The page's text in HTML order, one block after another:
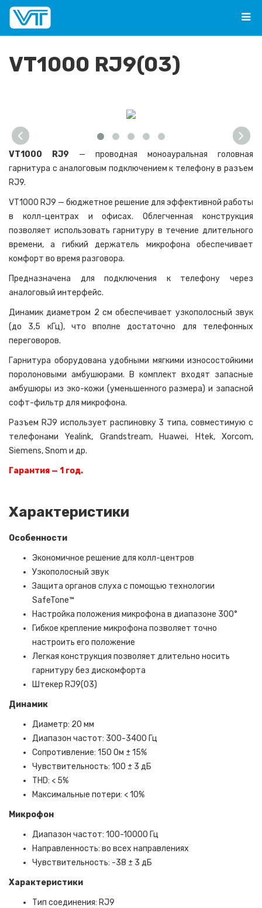
VT1000 RJ9(03)
VT1000 RJ9 — проводная моноауральная головная
гарнитура с аналоговым подключением к телефону в разъем
RJ9.
VT1000 RJ9 — бюджетное решение для эффективной работы
в колл-центраx и офисах. Облегченная конструкция
позволяет использовать гарнитуру в течение длительного
времени, а гибкий держатель микрофона обеспечивает
комфорт во время разговора.
Предназначена для подключения к телефону через
аналоговый интерфейс.
Динамик диаметром 2 см обеспечивает узкополосный звук
(до 3,5 кГц), что вполне достаточно для телефонных
переговоров.
Гарнитура оборудована удобными мягкими износостойкими
поролоновыми амбушюрами. В комплект входят запасные
амбушюры из эко-кожи (уменьшенного размера) и запасной
софт-фильтр для микрофона.
Разъем RJ9 использует распиновку 3 типа, совместимую с
телефонами Yealink, Grandstream, Huawei, Htek, Xorcom,
Siemens, Snom и др.
Гарантия — 1 год.
Характеристики
Особенности
Экономичное решение для колл-центров
Узкополосный звук
Защита органов слуха с помощью технологии
SafeTone™
Настройка положения микрофона в диапазоне 300°
Гибкое крепление микрофона позволяет точно
настроить его положение
Легкая конструкция позволяет длительно носить
гарнитуру без дискомфорта
Штекер RJ9(03)
Динамик
Диаметр: 20 мм
Диапазон частот: 300-3400 Гц
Сопротивление: 150 Ом ± 15%
Чувствительность: 100 ± 3 дБ
THD: < 5%
Максимальные потери: < 10%
Микрофон
Диапазон частот: 100-10000 Гц
Направленность: во всех направлениях
Чувствительность: -38 ± 3 дБ
Характеристики
Тип соединения: RJ9